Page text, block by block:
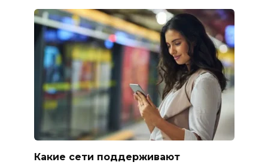
Какие сети поддерживают